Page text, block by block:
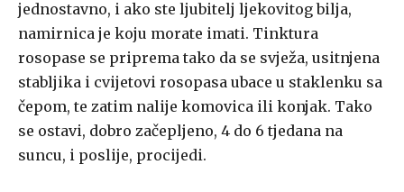
jednostavno, i ako ste ljubitelj ljekovitog bilja,
namirnica je koju morate imati. Tinktura
rosopase se priprema tako da se svježa, usitnjena
stabljika i cvijetovi rosopasa ubace u staklenku sa
čepom, te zatim nalije komovica ili konjak. Tako
se ostavi, dobro začepljeno, 4 do 6 tjedana na
suncu, i poslije, procijedi.